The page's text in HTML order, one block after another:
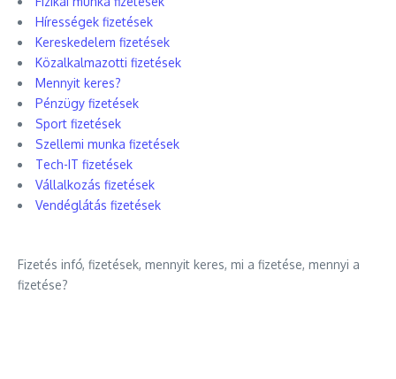
Hírességek fizetések
Kereskedelem fizetések
Közalkalmazotti fizetések
Mennyit keres?
Pénzügy fizetések
Sport fizetések
Szellemi munka fizetések
Tech-IT fizetések
Vállalkozás fizetések
Vendéglátás fizetések
Fizetés infó, fizetések, mennyit keres, mi a fizetése, mennyi a
fizetése?